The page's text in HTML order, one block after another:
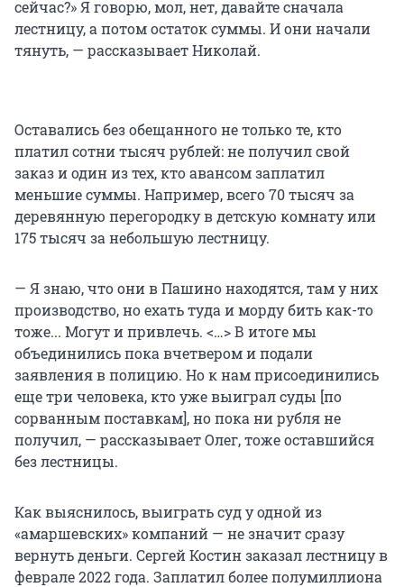
сейчас?» Я говорю, мол, нет, давайте сначала
лестницу, а потом остаток суммы. И они начали
тянуть, — рассказывает Николай.
Оставались без обещанного не только те, кто
платил сотни тысяч рублей: не получил свой
заказ и один из тех, кто авансом заплатил
меньшие суммы. Например, всего 70 тысяч за
деревянную перегородку в детскую комнату или
175 тысяч за небольшую лестницу.
— Я знаю, что они в Пашино находятся, там у них
производство, но ехать туда и морду бить как-то
тоже... Могут и привлечь. <…> В итоге мы
объединились пока вчетвером и подали
заявления в полицию. Но к нам присоединились
еще три человека, кто уже выиграл суды [по
сорванным поставкам], но пока ни рубля не
получил, — рассказывает Олег, тоже оставшийся
без лестницы.
Как выяснилось, выиграть суд у одной из
«амаршевских» компаний — не значит сразу
вернуть деньги. Сергей Костин заказал лестницу в
феврале 2022 года. Заплатил более полумиллиона